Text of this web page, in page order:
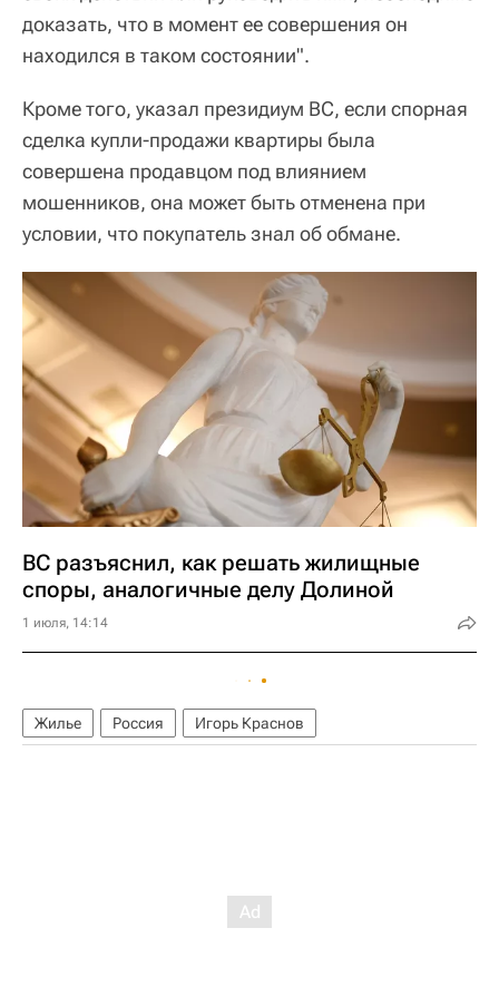
доказать, что в момент ее совершения он
находился в таком состоянии".
Кроме того, указал президиум ВС, если спорная
сделка купли-продажи квартиры была
совершена продавцом под влиянием
мошенников, она может быть отменена при
условии, что покупатель знал об обмане.
ВС разъяснил, как решать жилищные
споры, аналогичные делу Долиной
1 июля, 14:14
Жилье Россия Игорь Краснов